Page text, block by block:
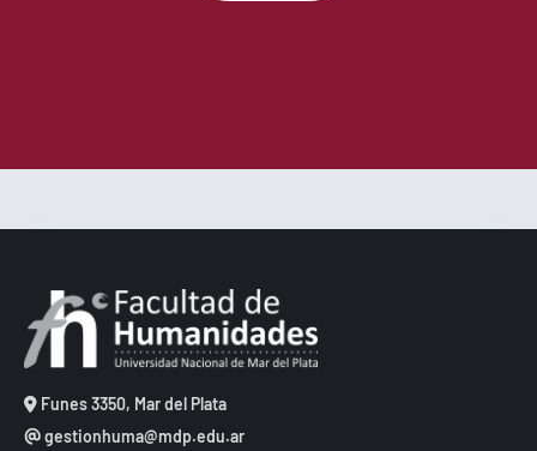
Funes 3350, Mar del Plata
gestionhuma@mdp.edu.ar